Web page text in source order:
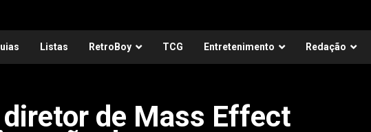
Listas RetroBoy TCG Entretenimento Redação
de Mass Effect